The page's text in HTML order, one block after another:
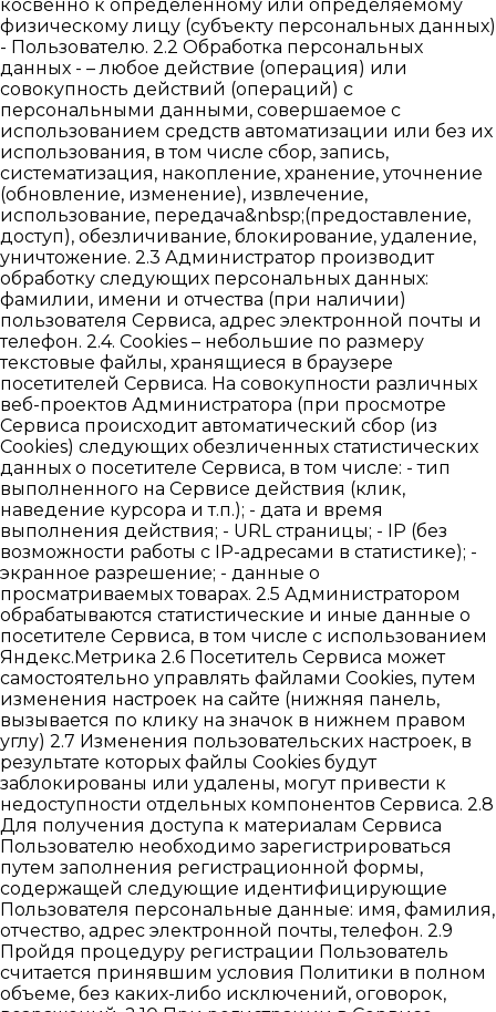
косвенно к определенному или определяемому
физическому лицу (субъекту персональных данных)
- Пользователю. 2.2 Обработка персональных
данных - – любое действие (операция) или
совокупность действий (операций) с
персональными данными, совершаемое с
использованием средств автоматизации или без их
использования, в том числе сбор, запись,
систематизация, накопление, хранение, уточнение
(обновление, изменение), извлечение,
использование, передача&nbsp;(предоставление,
доступ), обезличивание, блокирование, удаление,
уничтожение. 2.3 Администратор производит
обработку следующих персональных данных:
фамилии, имени и отчества (при наличии)
пользователя Сервиса, адрес электронной почты и
телефон. 2.4. Cookies – небольшие по размеру
текстовые файлы, хранящиеся в браузере
посетителей Сервиса. На совокупности различных
веб-проектов Администратора (при просмотре
Сервиса происходит автоматический сбор (из
Cookies) следующих обезличенных статистических
данных о посетителе Сервиса, в том числе: - тип
выполненного на Сервисе действия (клик,
наведение курсора и т.п.); - дата и время
выполнения действия; - URL страницы; - IP (без
возможности работы с IP-адресами в статистике); -
экранное разрешение; - данные о
просматриваемых товарах. 2.5 Администратором
обрабатываются статистические и иные данные о
посетителе Сервиса, в том числе с использованием
Яндекс.Метрика 2.6 Посетитель Сервиса может
самостоятельно управлять файлами Cookies, путем
изменения настроек на сайте (нижняя панель,
вызывается по клику на значок в нижнем правом
углу) 2.7 Изменения пользовательских настроек, в
результате которых файлы Cookies будут
заблокированы или удалены, могут привести к
недоступности отдельных компонентов Сервиса. 2.8
Для получения доступа к материалам Сервиса
Пользователю необходимо зарегистрироваться
путем заполнения регистрационной формы,
содержащей следующие идентифицирующие
Пользователя персональные данные: имя, фамилия,
отчество, адрес электронной почты, телефон. 2.9
Пройдя процедуру регистрации Пользователь
считается принявшим условия Политики в полном
объеме, без каких-либо исключений, оговорок,